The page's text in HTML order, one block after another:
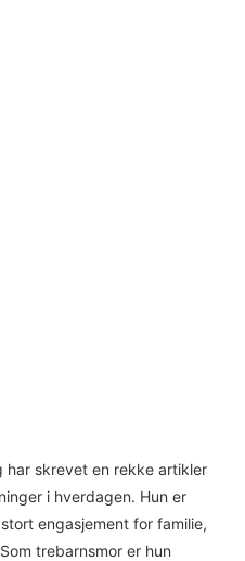
har skrevet en rekke artikler
i hverdagen. Hun er
engasjement for familie,
trebarnsmor er hun